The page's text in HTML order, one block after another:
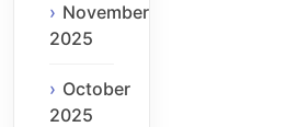
November
2025
October
2025